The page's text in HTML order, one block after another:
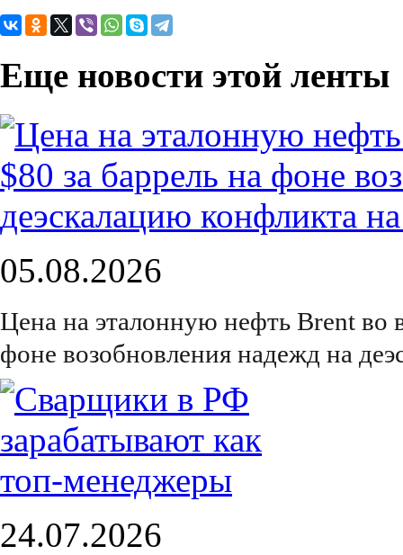
Еще новости этой ленты
05.08.2026
Цена на эталонную нефть Brent во
фоне возобновления надежд на
24.07.2026